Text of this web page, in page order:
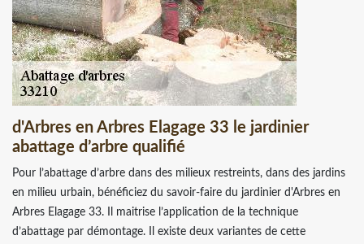
d'Arbres en Arbres Elagage 33 le jardinier
abattage d’arbre qualifié
Pour l’abattage d’arbre dans des milieux restreints, dans des jardins
en milieu urbain, bénéficiez du savoir-faire du jardinier d'Arbres en
Arbres Elagage 33. Il maitrise l’application de la technique
d’abattage par démontage. Il existe deux variantes de cette